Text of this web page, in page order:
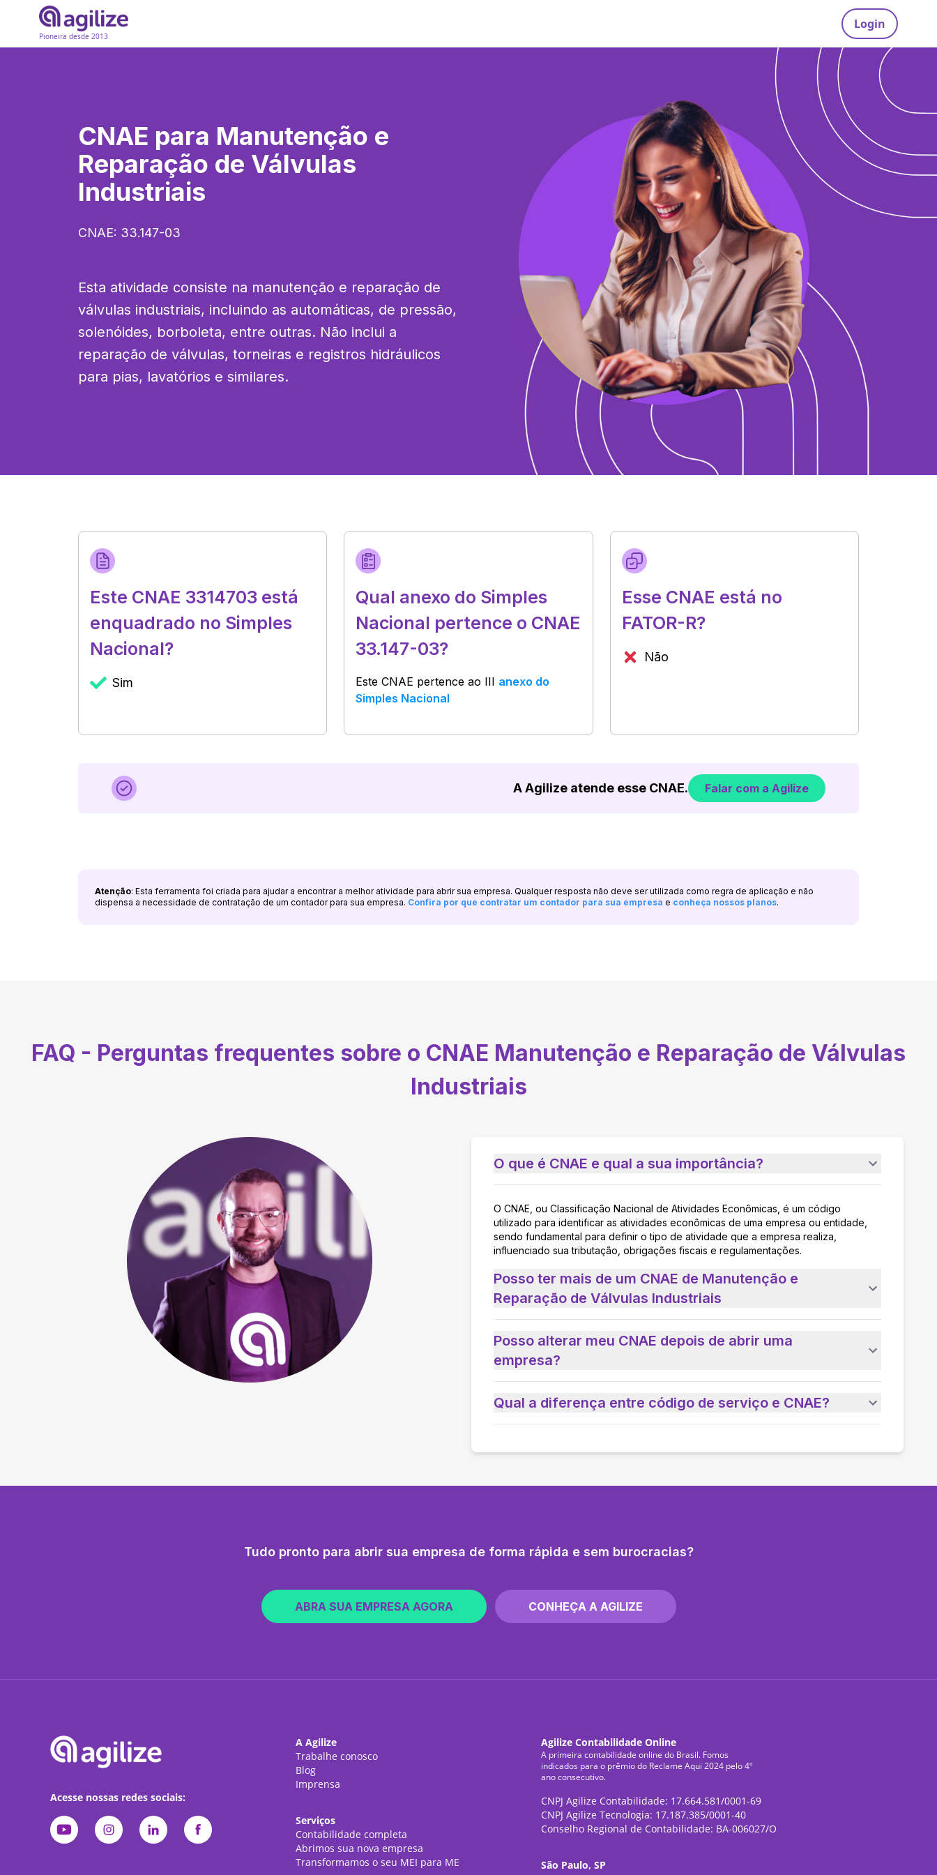
Pioneira desde 2013
Login
CNAE para Manutenção e
Reparação de Válvulas
Industriais
CNAE: 33.147-03
Esta atividade consiste na manutenção e reparação de
válvulas industriais, incluindo as automáticas, de pressão,
solenóides, borboleta, entre outras. Não inclui a
reparação de válvulas, torneiras e registros hidráulicos
para pias, lavatórios e similares.
Este CNAE 3314703 está
enquadrado no Simples
Nacional?
Sim
Qual anexo do Simples
Nacional pertence o CNAE
33.147-03?
Este CNAE pertence ao III anexo do
Simples Nacional
Esse CNAE está no
FATOR-R?
Não
A Agilize atende esse CNAE. Falar com a Agilize
Atenção: Esta ferramenta foi criada para ajudar a encontrar a melhor atividade para abrir sua empresa. Qualquer resposta não deve ser utilizada como regra de aplicação e não
dispensa a necessidade de contratação de um contador para sua empresa. Confira por que contratar um contador para sua empresa e conheça nossos planos.
FAQ - Perguntas frequentes sobre o CNAE Manutenção e Reparação de Válvulas
Industriais
O que é CNAE e qual a sua importância?
O CNAE, ou Classificação Nacional de Atividades Econômicas, é um código
utilizado para identificar as atividades econômicas de uma empresa ou entidade,
sendo fundamental para definir o tipo de atividade que a empresa realiza,
influenciado sua tributação, obrigações fiscais e regulamentações.
Posso ter mais de um CNAE de Manutenção e
Reparação de Válvulas Industriais
Posso alterar meu CNAE depois de abrir uma
empresa?
Qual a diferença entre código de serviço e CNAE?
Tudo pronto para abrir sua empresa de forma rápida e sem burocracias?
ABRA SUA EMPRESA AGORA CONHEÇA A AGILIZE
Acesse nossas redes sociais:
A Agilize
Trabalhe conosco
Blog
Imprensa
Serviços
Contabilidade completa
Abrimos sua nova empresa
Transformamos o seu MEI para ME
Agilize Contabilidade Online
A primeira contabilidade online do Brasil. Fomos
indicados para o prêmio do Reclame Aqui 2024 pelo 4º
ano consecutivo.
CNPJ Agilize Contabilidade: 17.664.581/0001-69
CNPJ Agilize Tecnologia: 17.187.385/0001-40
Conselho Regional de Contabilidade: BA-006027/O
São Paulo, SP